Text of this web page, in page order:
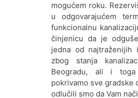
mogućem roku.
u odgovarajućem
funkcionalnu
činjenicu da je
jedna od najtraženijih
zbog stanja
Beogradu, ali i
pokrivamo sve gradske
odlučili smo da Vam